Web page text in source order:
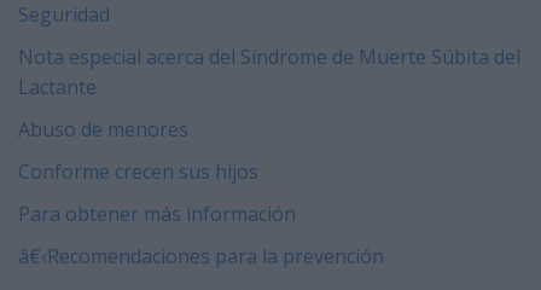
Seguridad
Nota especial acerca del Síndrome de Muerte Súbita del
Lactante
Abuso de menores
Conforme crecen sus hijos
Para obtener más información
â€‹Recomendaciones para la prevención